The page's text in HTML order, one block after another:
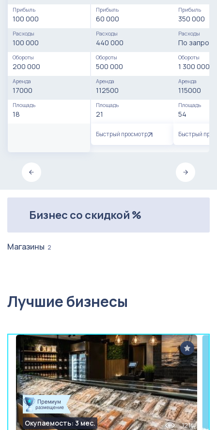
Прибыль
100 000
Расходы
100 000
Обороты
200 000
Аренда
17000
Площадь
18
Прибыль
60 000
Расходы
440 000
Обороты
500 000
Аренда
112500
Площадь
21
Быстрый просмотр
Прибыль
350 000
Расходы
По запросу
Обороты
1 300 000
Аренда
115000
Площадь
54
Быстрый
Бизнес со скидкой %
Магазины 2
Лучшие бизнесы
Окупаемость: 3 мес. 1214